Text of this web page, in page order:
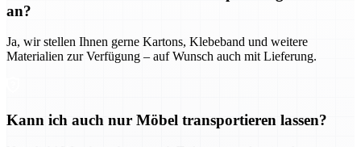
an?
Ja, wir stellen Ihnen gerne Kartons, Klebeband und weitere
Materialien zur Verfügung – auf Wunsch auch mit Lieferung.
Kann ich auch nur Möbel transportieren lassen?